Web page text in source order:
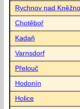
Rychnov nad
Chotěboř
Kadaň
Varnsdorf
Přelouč
Hodonín
Holice